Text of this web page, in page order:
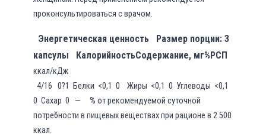
проконсультироваться с врачом.
Энергетическая ценность Размер порции: 3
капсулы
КалорийностьСодержание, мг%РСП
ккал/кДж
4/16 0?1 Белки <0,1 0 Жиры <0,1 0 Углеводы <0,1
0 Сахар 0 — % от рекомендуемой суточной
потребности в пищевых веществах при рационе в 2 500
ккал.